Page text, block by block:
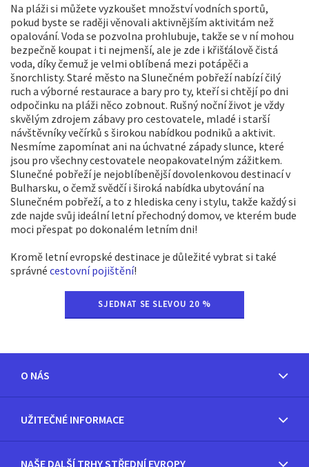
Na pláži si můžete vyzkoušet množství vodních sportů,
pokud byste se raději věnovali aktivnějším aktivitám než
opalování. Voda se pozvolna prohlubuje, takže se v ní mohou
bezpečně koupat i ti nejmenší, ale je zde i křišťálově čistá
voda, díky čemuž je velmi oblíbená mezi potápěči a
šnorchlisty. Staré město na Slunečném pobřeží nabízí čilý
ruch a výborné restaurace a bary pro ty, kteří si chtějí po dni
odpočinku na pláži něco zobnout. Rušný noční život je vždy
skvělým zdrojem zábavy pro cestovatele, mladé i starší
návštěvníky večírků s širokou nabídkou podniků a aktivit.
Nesmíme zapomínat ani na úchvatné západy slunce, které
jsou pro všechny cestovatele neopakovatelným zážitkem.
Slunečné pobřeží je nejoblíbenější dovolenkovou destinací v
Bulharsku, o čemž svědčí i široká nabídka ubytování na
Slunečném pobřeží, a to z hlediska ceny i stylu, takže každý si
zde najde svůj ideální letní přechodný domov, ve kterém bude
moci přespat po dokonalém letním dni!
Kromě letní evropské destinace je důležité vybrat si také
správné cestovní pojištění!
SJEDNAT SE SLEVOU 20 %
O NÁS
UŽITEČNÉ INFORMACE
NAŠE DALŠÍ TRHY STŘEDNÍ EVROPY